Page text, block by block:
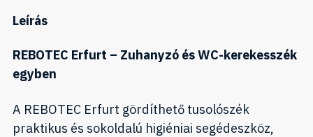
Leírás
REBOTEC Erfurt – Zuhanyzó és WC-kerekesszék
egyben
A REBOTEC Erfurt gördíthető tusolószék
praktikus és sokoldalú higiéniai segédeszköz,